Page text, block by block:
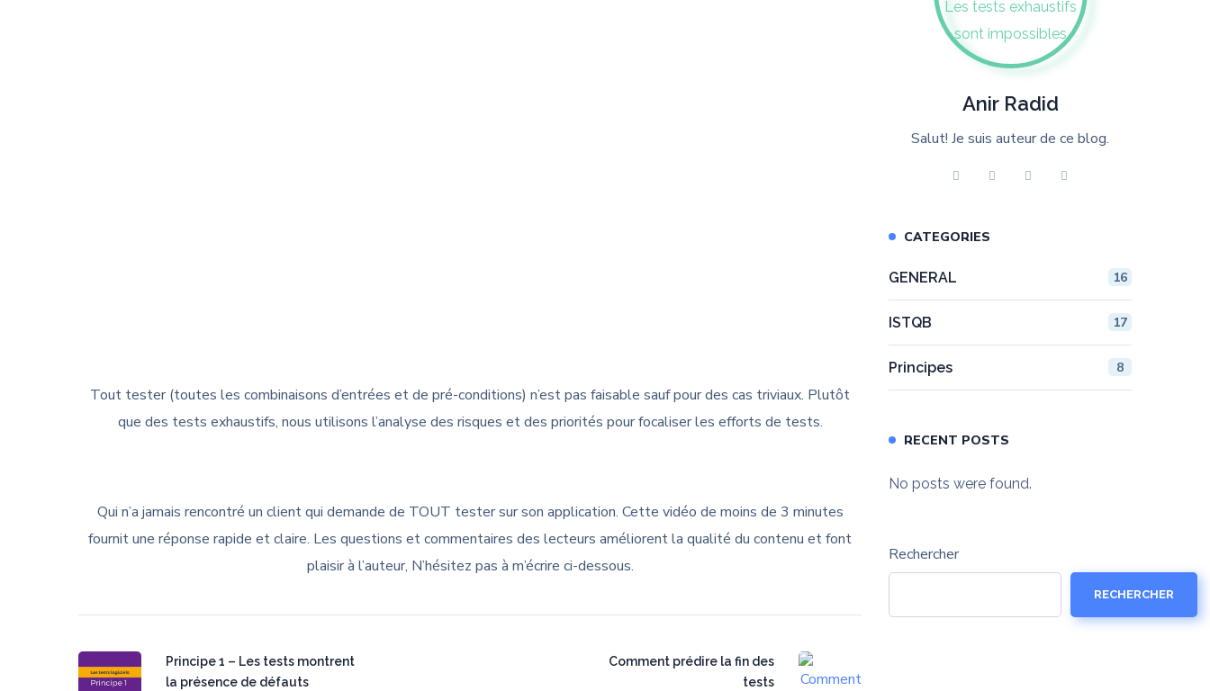
Tout tester (toutes les combinaisons d’entrées et de pré-conditions) n’est pas faisable sauf pour des cas triviaux. Plutôt
que des tests exhaustifs, nous utilisons l’analyse des risques et des priorités pour focaliser les efforts de tests.
Qui n’a jamais rencontré un client qui demande de TOUT tester sur son application. Cette vidéo de moins de 3 minutes
fournit une réponse rapide et claire. Les questions et commentaires des lecteurs améliorent la qualité du contenu et font
plaisir à l’auteur, N’hésitez pas à m’écrire ci-dessous.
Principe 1 – Les tests montrent
la présence de défauts
Comment prédire la fin des
tests
Anir Radid
Salut! Je suis auteur de ce blog.
CATEGORIES
GENERAL 16
ISTQB 17
Principes 8
RECENT POSTS
No posts were found.
Rechercher
RECHERCHER